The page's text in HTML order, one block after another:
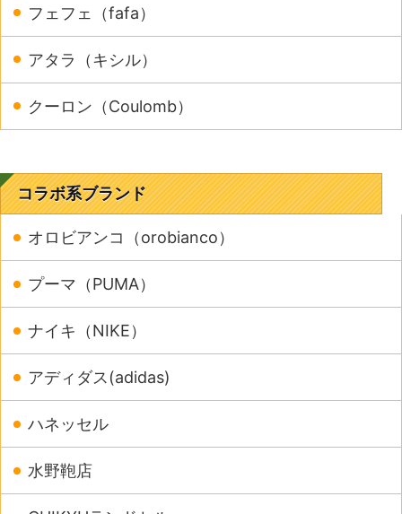
フェフェ（fafa）
アタラ（キシル）
クーロン（Coulomb）
コラボ系ブランド
オロビアンコ（orobianco）
プーマ（PUMA）
ナイキ（NIKE）
アディダス(adidas)
ハネッセル
水野鞄店